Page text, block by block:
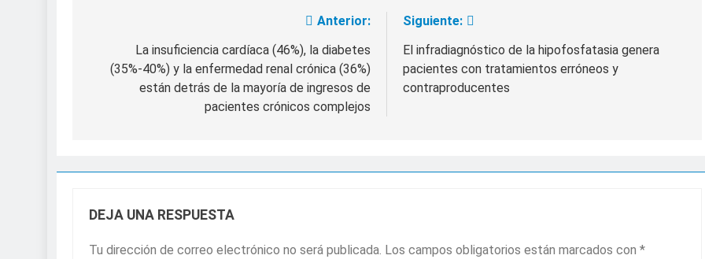
entradas
Anterior:
La insuficiencia cardíaca (46%), la diabetes
(35%-40%) y la enfermedad renal crónica (36%)
están detrás de la mayoría de ingresos de
pacientes crónicos complejos
Siguiente:
El infradiagnóstico de la hipofosfatasia genera
pacientes con tratamientos erróneos y
contraproducentes
DEJA UNA RESPUESTA
Tu dirección de correo electrónico no será publicada. Los campos obligatorios están marcados con *